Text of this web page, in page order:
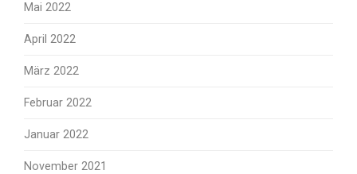
Mai 2022
April 2022
März 2022
Februar 2022
Januar 2022
November 2021